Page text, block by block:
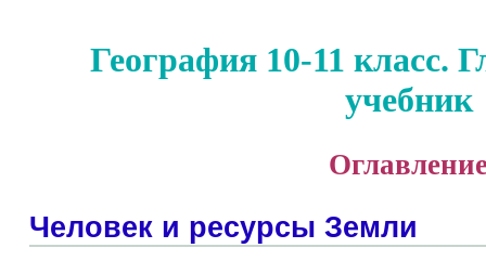
География 10-11 класс.
учебник
Человек и ресурсы Земли